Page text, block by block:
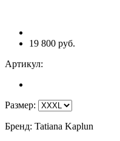
19 800 руб.
Артикул:
Размер:
Бренд: Tatiana Kaplun